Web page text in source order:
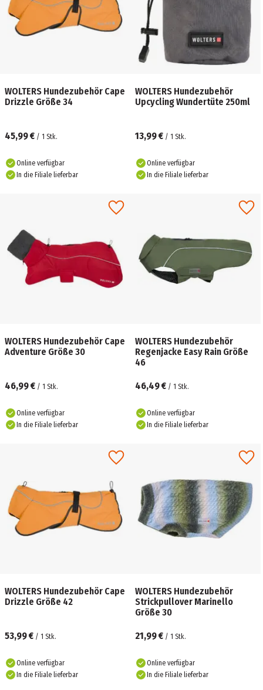
WOLTERS Hundezubehör Cape
Drizzle Größe 34
45,99 € / 1 Stk.
Online verfügbar
In die Filiale lieferbar
WOLTERS Hundezubehör
Upcycling Wundertüte 250ml
13,99 € / 1 Stk.
Online verfügbar
In die Filiale lieferbar
WOLTERS Hundezubehör Cape
Adventure Größe 30
46,99 € / 1 Stk.
Online verfügbar
In die Filiale lieferbar
WOLTERS Hundezubehör
Regenjacke Easy Rain Größe
46
46,49 € / 1 Stk.
Online verfügbar
In die Filiale lieferbar
WOLTERS Hundezubehör Cape
Drizzle Größe 42
53,99 € / 1 Stk.
Online verfügbar
In die Filiale lieferbar
WOLTERS Hundezubehör
Strickpullover Marinello
Größe 30
21,99 € / 1 Stk.
Online verfügbar
In die Filiale lieferbar